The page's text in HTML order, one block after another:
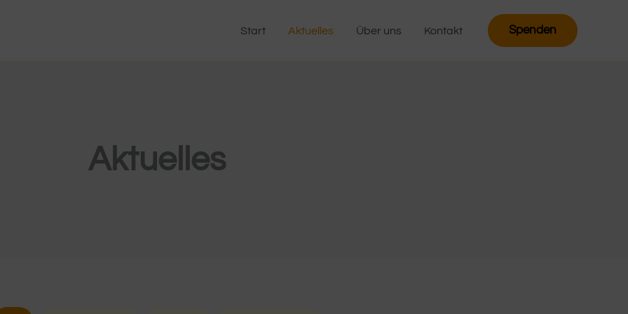
Start Aktuelles Über uns Kontakt Spenden
Aktuelles